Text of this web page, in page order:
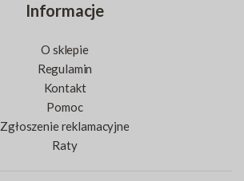
Informacje
O sklepie
Regulamin
Kontakt
Pomoc
Zgłoszenie reklamacyjne
Raty